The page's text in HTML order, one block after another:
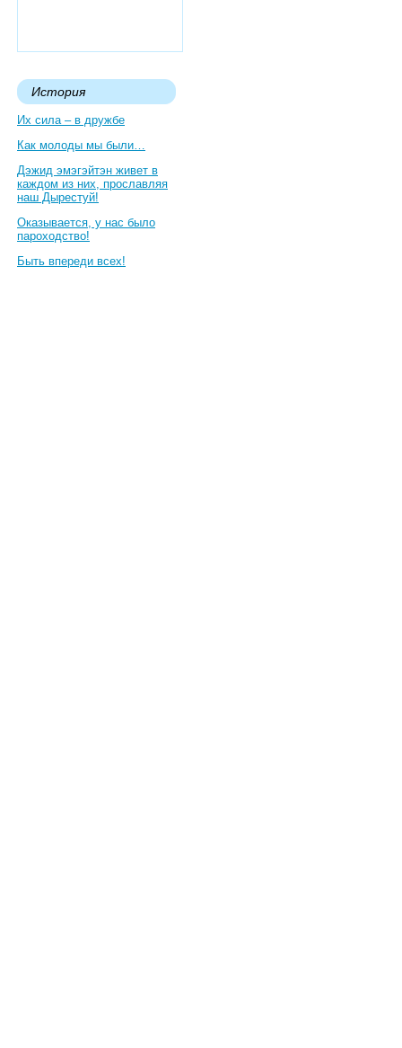
История
Их сила – в дружбе
Как молоды мы были…
Дэжид эмэгэйтэн живет в
каждом из них, прославляя
наш Дырестуй!
Оказывается, у нас было
пароходство!
Быть впереди всех!